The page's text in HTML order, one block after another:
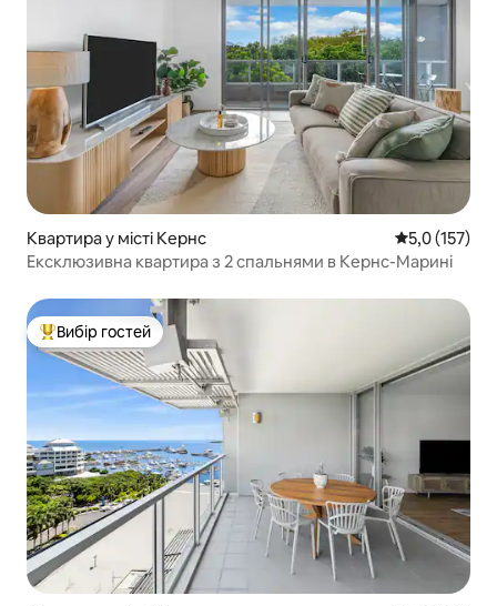
Квартира у місті Кернс Середня
5,0 (157)
Ексклюзивна квартира з 2 спальнями в Кернс-Марині
Топ вибір гостей
Вибір гостей